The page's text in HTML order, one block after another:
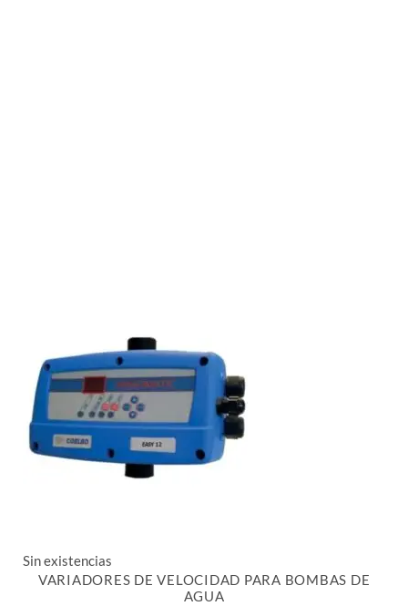
Sin existencias
VARIADORES DE VELOCIDAD PARA BOMBAS DE
AGUA